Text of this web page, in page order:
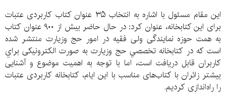
این مقام مسئول با اشاره به انتخاب ۳۵ عنوان كتاب كاربردی عتبات
برای این کتابخانه، عنوان كرد: در حال حاضر بيش از ۹۰۰ عنوان كتاب
به همت حوزه نمايندگی ولی فقيه در امور حج وزيارت منتشر شده
است كه در كتابخانه تخصصي حج وزيارت به صورت الكترونيكی براي
كاربران قابل دريافت است، اما با توجه به اهميت موضوع و آشنايی
بيشتر زائران با كتاب‌های مناسب با اين ايام، كتابخانه كاربردی عتبات
را راه‌اندازی كرديم.